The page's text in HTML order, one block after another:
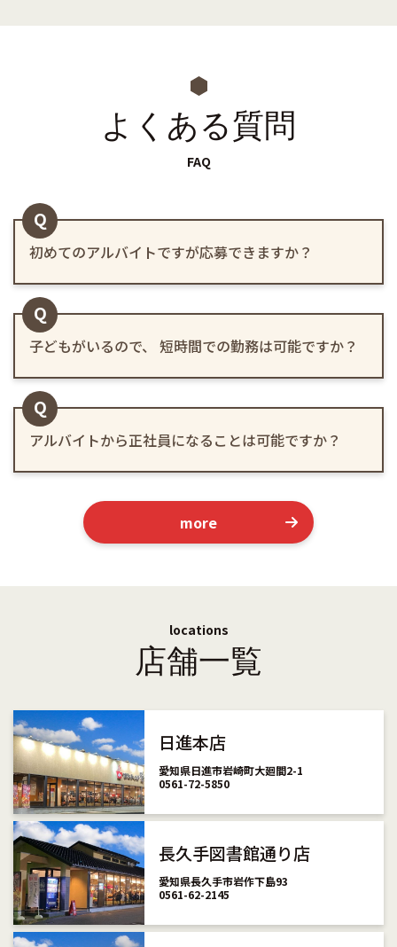
よくある質問
FAQ
Q
初めてのアルバイトですが応募できますか？
Q
子どもがいるので、 短時間での勤務は可能ですか？
Q
アルバイトから正社員になることは可能ですか？
more
locations
店舗一覧
日進本店
愛知県日進市岩崎町大廻間2-1
0561-72-5850
長久手図書館通り店
愛知県長久手市岩作下島93
0561-62-2145